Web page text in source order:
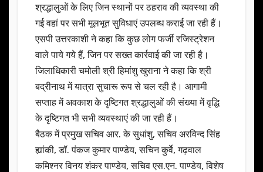
श्रद्धालुओं के लिए जिन स्थानों पर ठहराव की व्यवस्था की
गई वहां पर सभी मूलभूत सुविधाएं उपलब्ध कराई जा रही हैं।
एसपी उत्तरकाशी ने कहा कि कुछ लोग फर्जी रजिस्ट्रेशन
वाले पाये गये हैं, जिन पर सख्त कार्रवाई की जा रही है।
जिलाधिकारी चमोली श्री हिमांशु खुराना ने कहा कि श्री
बद्रीनाथ में यात्रा सुचारू रूप से चल रही है। आगामी
सप्ताह में अवकाश के दृष्टिगत श्रद्धालुओं की संख्या में वृद्धि
के दृष्टिगत भी सभी व्यवस्थाएं की जा रही हैं।
बैठक में प्रमुख सचिव आर. के सुधांशु, सचिव अरविन्द सिंह
ह्यांकी, डॉ. पंकज कुमार पाण्डेय, सचिन कुर्वे, गढ़वाल
कमिश्नर विनय शंकर पाण्डेय, सचिव एस.एन. पाण्डेय, विशेष